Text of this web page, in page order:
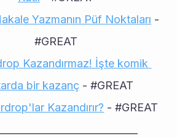
Yazmanın Püf Noktaları -
#GREAT
Kazandırmaz! İşte komik
bir kazanç - #GREAT
Kazandırır? - #GREAT